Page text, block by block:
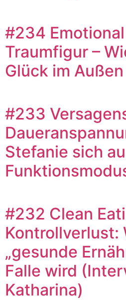
#234
Traumfigur –
Glück im
#233
Stefanie sich
#232 Clean
Kontrollverlust:
„gesunde
Falle wird
Katharina)